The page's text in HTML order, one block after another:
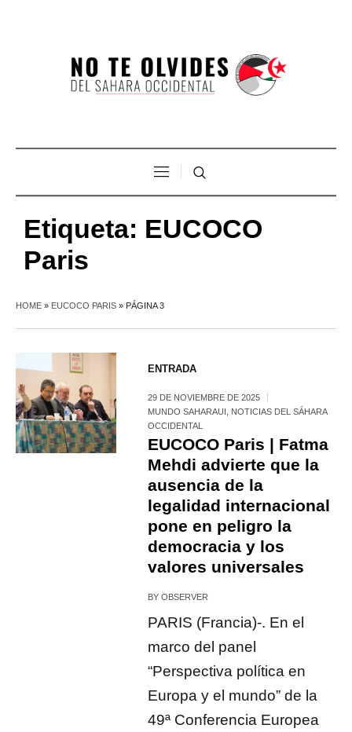
Etiqueta: EUCOCO
Paris
HOME » EUCOCO PARIS » PÁGINA 3
ENTRADA
29 DE NOVIEMBRE DE 2025
MUNDO SAHARAUI
NOTICIAS DEL SÁHARA
OCCIDENTAL
EUCOCO Paris | Fatma
Mehdi advierte que la
ausencia de la
legalidad internacional
pone en peligro la
democracia y los
valores universales
BYOBSERVER
PARIS (Francia)-. En el
marco del panel
“Perspectiva política en
Europa y el mundo” de la
49ª Conferencia Europea